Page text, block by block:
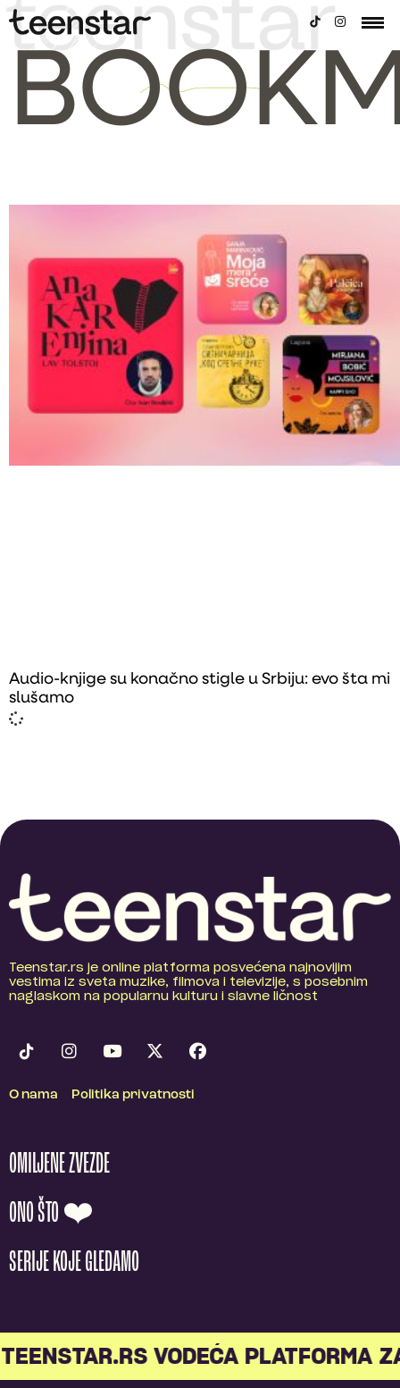
Audio-knjige su konačno stigle u Srbiju: evo šta mi
slušamo
Teenstar.rs je online platforma posvećena najnovijim
vestima iz sveta muzike, filmova i televizije, s posebnim
naglaskom na popularnu kulturu i slavne ličnost
O nama Politika privatnosti
OMILJENE ZVEZDE
ONO ŠTO ❤️
SERIJE KOJE GLEDAMO
VODEĆA PLATFORMA